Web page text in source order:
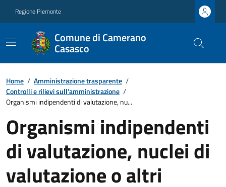
Regione Piemonte
Comune di Camerano
Casasco
Home / Amministrazione trasparente /
Controlli e rilievi sull'amministrazione /
Organismi indipendenti di valutazione, nu...
Organismi indipendenti
di valutazione, nuclei di
valutazione o altri